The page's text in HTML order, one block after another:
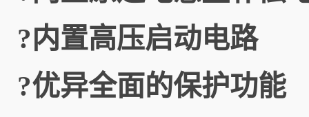
?内置高压启动电路
?优异全面的保护功能